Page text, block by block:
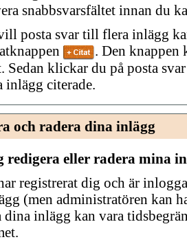
snabbsvarsfältet innan du
posta svar till flera inlägg
. Den knappen
Sedan klickar du på posta
inlägg citerade.
och radera dina inlägg
redigera eller radera mina
registrerat dig och är
(men administratören kan
dina inlägg kan vara